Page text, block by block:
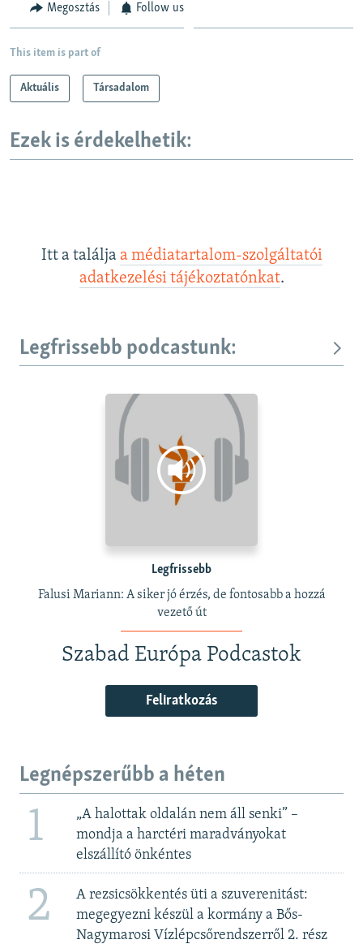
Megosztás Follow us
This item is part of
Aktuális Társadalom
Ezek is érdekelhetik:
Itt a találja a médiatartalom-szolgáltatói
adatkezelési tájékoztatónkat.
Legfrissebb podcastunk:
Legfrissebb
Falusi Mariann: A siker jó érzés, de fontosabb a hozzá
vezető út
Szabad Európa Podcastok
Feliratkozás
Legnépszerűbb a héten
1
„A halottak oldalán nem áll senki” –
mondja a harctéri maradványokat
elszállító önkéntes
2
A rezsicsökkentés üti a szuverenitást:
megegyezni készül a kormány a Bős-
Nagymarosi Vízlépcsőrendszerről 2. rész